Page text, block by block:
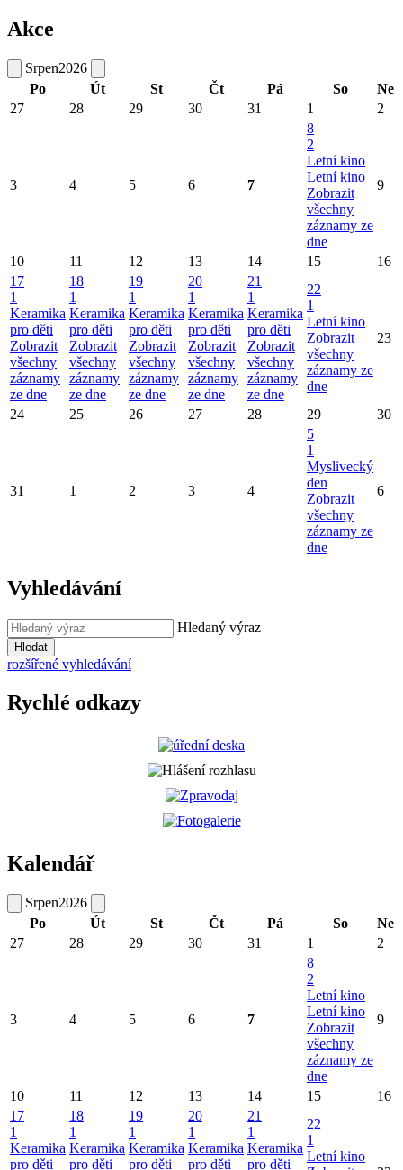
Akce
Srpen2026
Po
Út St Čt Pá So
Ne
27
28 29 30 31 1 2
3 4 5 6 7
8
2
Letní kino
Letní kino
Zobrazit
všechny
záznamy ze
dne
9
10 11 12 13 14 15
16
17
1
Keramika
pro děti
Zobrazit
všechny
záznamy
ze dne
18
1
Keramika
pro děti
Zobrazit
všechny
záznamy
ze dne
19
1
Keramika
pro děti
Zobrazit
všechny
záznamy
ze dne
20
1
Keramika
pro děti
Zobrazit
všechny
záznamy
ze dne
21
1
Keramika
pro děti
Zobrazit
všechny
záznamy
ze dne
22
1
Letní kino
Zobrazit
všechny
záznamy ze
dne
23
24 25 26 27 28 29 30
31 1 2 3 4
5
1
Myslivecký
den
Zobrazit
všechny
záznamy ze
dne
6
Vyhledávání
Hledaný výraz
Hledat
rozšířené vyhledávání
Rychlé odkazy
Kalendář
Srpen2026
Po
Út St Čt Pá So
Ne
27
28 29 30 31 1 2
3 4 5 6 7
8
2
Letní kino
Letní kino
Zobrazit
všechny
záznamy ze
dne
9
10 11 12 13 14 15
16
17
1
Keramika
pro děti
18
1
Keramika
pro děti
19
1
Keramika
pro děti
20
1
Keramika
pro děti
21
1
Keramika
pro děti
22
1
Letní kino